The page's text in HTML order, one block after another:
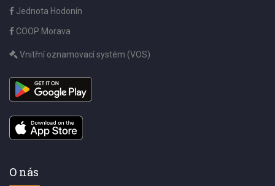
Jednota Hodonín
COOP Morava
Vnitřní oznamovací systém (VOS)
O nás